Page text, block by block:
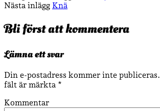
Nästa inlägg Knä
Bli först att kommentera
Lämna ett svar
Din e-postadress kommer inte publiceras.
fält är märkta *
Kommentar